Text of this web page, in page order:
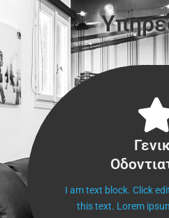
I am text block. Click
this text. Lorem